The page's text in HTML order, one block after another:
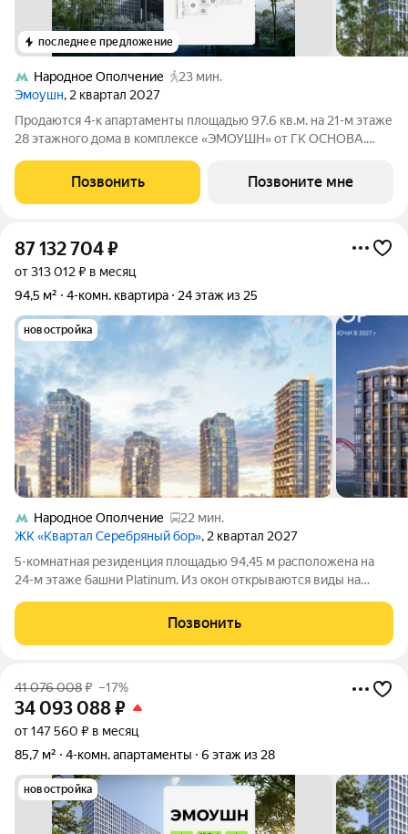
последнее предложение
Народное Ополчение
23 мин.
Эмоушн, 2 квартал 2027
Продаются 4-к апартаменты площадью 97.6 кв.м. на 21-м этаже
28 этажного дома в комплексе «ЭМОУШН» от ГК ОСНОВА.
бизнес-класса в престижном районе Хорошёво-Мнёвники
(СЗАО), новый выразительный акцент
Позвонить Позвоните мне
87 132 704₽
от 313 012 ₽ в месяц
94,5 м²
4-комн. квартира 24 этаж из 25
новостройка
Народное Ополчение
22 мин.
ЖК «Квартал Серебряный бор», 2 квартал 2027
5-комнатная резиденция площадью 94,45 м расположена на
24-м этаже башни Platinum. Из окон открываются виды на
остекление, мастер-спальня, два санузла и гардеробная.
Свободная планировка
Позвонить
41 076 008₽ –17%
34 093 088₽
от 147 560 ₽ в месяц
85,7 м²
4-комн. апартаменты 6 этаж из 28
новостройка